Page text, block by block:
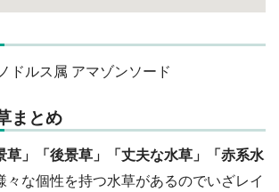
ドルス属 アマゾンソード
まとめ
草」「後景草」「丈夫な水草」「赤系水
々な個性を持つ水草があるのでいざレイ